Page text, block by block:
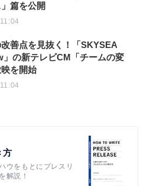
篇を公開
善点を見抜く！「SKYSEA
の新テレビCM「チームの変
を開始
方
ウをもとにプレスリ
解説！